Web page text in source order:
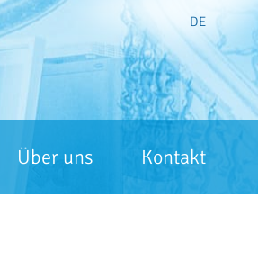
DE
Über uns Kontakt